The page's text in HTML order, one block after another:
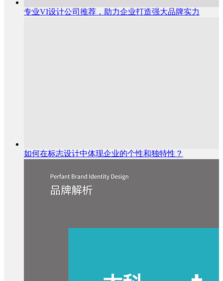
专业VI设计公司推荐，助力企业打造强大品牌实力
如何在标志设计中体现企业的个性和独特性？